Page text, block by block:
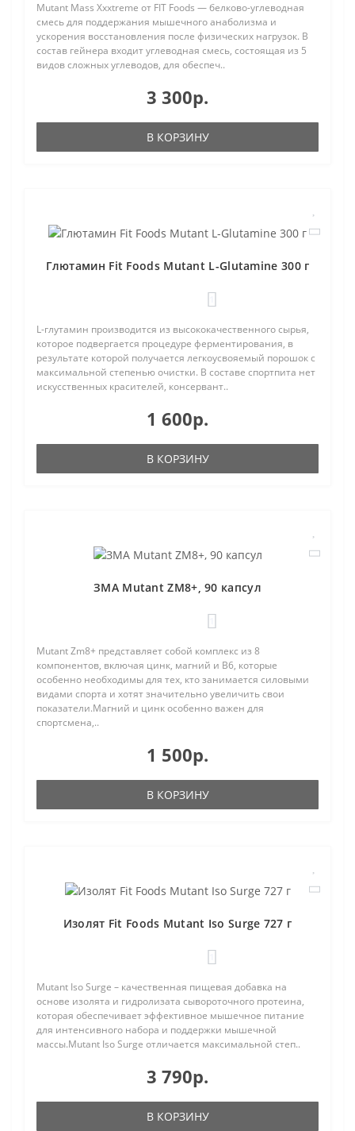
Mutant Mass Xxxtreme от FIT Foods — белково-углеводная
смесь для поддержания мышечного анаболизма и
ускорения восстановления после физических нагрузок. В
состав гейнера входит углеводная смесь, состоящая из 5
видов сложных углеводов, для обеспеч..
3 300р.
В КОРЗИНУ
Глютамин Fit Foods Mutant L-Glutamine 300 г
L-глутамин производится из высококачественного сырья,
которое подвергается процедуре ферментирования, в
результате которой получается легкоусвояемый порошок с
максимальной степенью очистки. В составе спортпита нет
искусственных красителей, консервант..
1 600р.
В КОРЗИНУ
ЗМА Mutant ZM8+, 90 капсул
Mutant Zm8+ представляет собой комплекс из 8
компонентов, включая цинк, магний и B6, которые
особенно необходимы для тех, кто занимается силовыми
видами спорта и хотят значительно увеличить свои
показатели.Магний и цинк особенно важен для
спортсмена,..
1 500р.
В КОРЗИНУ
Изолят Fit Foods Mutant Iso Surge 727 г
Mutant Iso Surge – качественная пищевая добавка на
основе изолята и гидролизата сывороточного протеина,
которая обеспечивает эффективное мышечное питание
для интенсивного набора и поддержки мышечной
массы.Mutant Iso Surge отличается максимальной степ..
3 790р.
В КОРЗИНУ